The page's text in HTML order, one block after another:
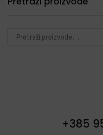
ODABIR PO TEMI (377)
+385